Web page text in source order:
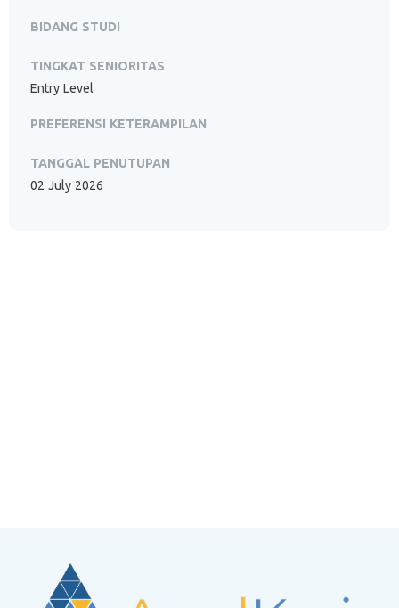
BIDANG STUDI
TINGKAT SENIORITAS
Entry Level
PREFERENSI KETERAMPILAN
TANGGAL PENUTUPAN
02 July 2026